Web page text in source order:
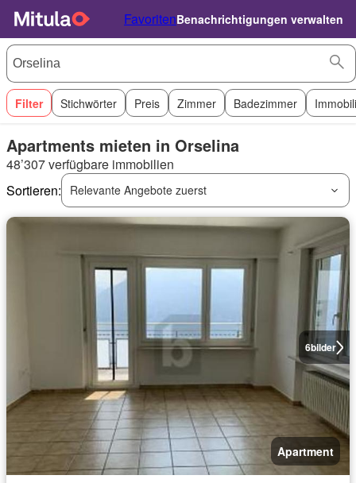
FavoritenBenachrichtigungen verwalten
Filter Stichwörter Preis Zimmer Badezimmer
Apartments mieten in Orselina
48’307 verfügbare immobilien
Sortieren:
Relevante Angebote zuerst
6bilder
Apartment